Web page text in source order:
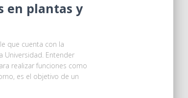
en plantas y
que cuenta con la
Universidad. Entender
realizar funciones como
es el objetivo de un